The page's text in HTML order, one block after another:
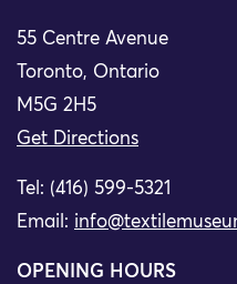
55 Centre Avenue
Toronto, Ontario
M5G 2H5
Get Directions
Tel: (416) 599-5321
Email:
OPENING HOURS